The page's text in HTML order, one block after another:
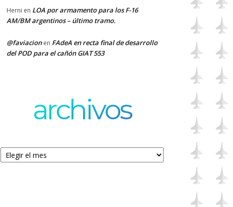
Herni en LOA por armamento para los F-16
AM/BM argentinos – último tramo.
@faviacionen FAdeA en recta final de desarrollo
del POD para el cañón GIAT 553
archivos
Archivos